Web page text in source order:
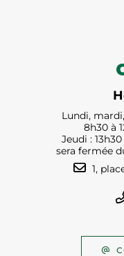
Lundi,
8h30 à
Jeudi :
sera fermée
1,